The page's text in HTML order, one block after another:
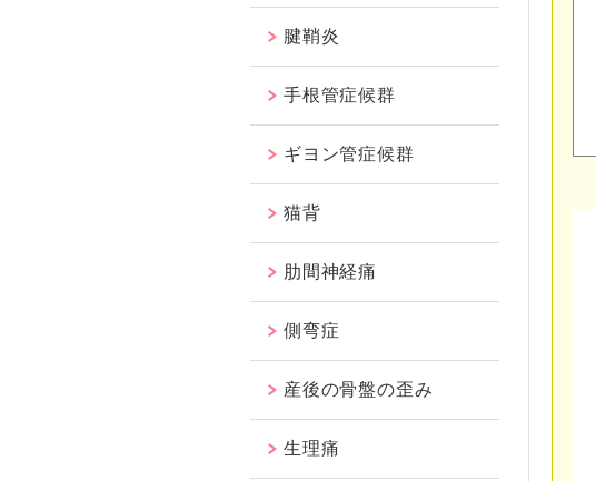
腱鞘炎
手根管症候群
ギヨン管症候群
猫背
肋間神経痛
側弯症
産後の骨盤の歪み
生理痛